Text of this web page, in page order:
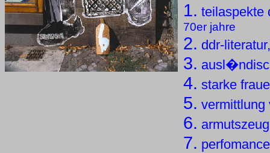
1. teilaspekte
70er jahre
2. ddr-
3.
4. starke
5. vermittlung
6.
7.